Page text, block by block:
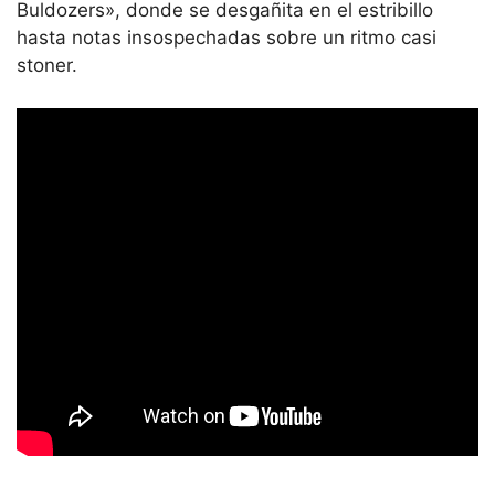
Buldozers», donde se desgañita en el estribillo
hasta notas insospechadas sobre un ritmo casi
stoner.